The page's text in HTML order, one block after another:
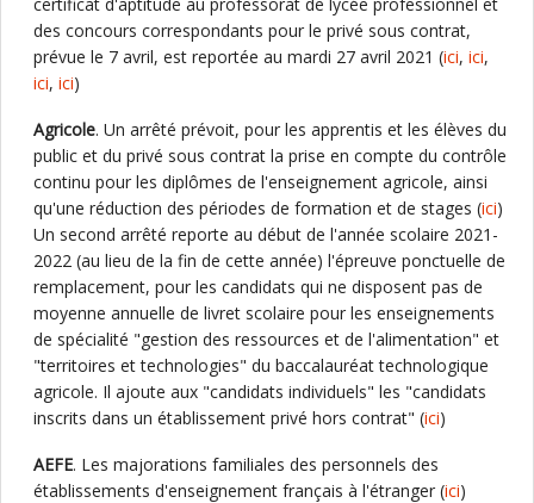
des concours correspondants pour le privé sous contrat,
prévue le 7 avril, est reportée au mardi 27 avril 2021 (ici, ici,
ici, ici)
Agricole. Un arrêté prévoit, pour les apprentis et les élèves du
public et du privé sous contrat la prise en compte du contrôle
continu pour les diplômes de l'enseignement agricole, ainsi
qu'une réduction des périodes de formation et de stages (ici)
Un second arrêté reporte au début de l'année scolaire 2021-
2022 (au lieu de la fin de cette année) l'épreuve ponctuelle de
remplacement, pour les candidats qui ne disposent pas de
moyenne annuelle de livret scolaire pour les enseignements
de spécialité "gestion des ressources et de l'alimentation" et
"territoires et technologies" du baccalauréat technologique
agricole. Il ajoute aux "candidats individuels" les "candidats
inscrits dans un établissement privé hors contrat" (ici)
AEFE. Les majorations familiales des personnels des
établissements d'enseignement français à l'étranger (ici)